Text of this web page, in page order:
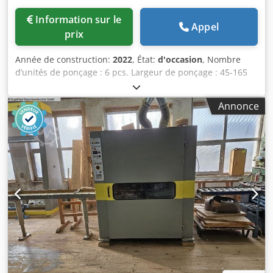
prix
Appel
Année de construction: 2022, État: d'occasion, Nombre
d’unités de ponçage : 6 pcs. Largeur de ponçage : 45-165
mm Hauteur de ponçage max. : 45-92 mm Poids : 2200 kg
Ecoline Q-SAND 6 À vendre pour le compte du client -----
Texte long en pièce jointe PDF! Description courte : Dsdpfx
Agsxyafkjusck Machine équipée d'une bande
d’alimentation et d’une détection automatique de la
hauteur. Elle dispose de 2 plateaux de ponçage supérieurs
et de 2 inférieurs, chacun combiné à une unité de
brossage. Description technique du fabricant : Ecoline Q-
Sand : la ponceuse idéale pour les carrelets et plus encore.
Conçue pour travailler sur les deux faces de la pièce avec
un réglage tridimensionnel, la Q-Sand garantit une
précision et une uniformité maximales. Elle est équipée de
disques de ponçage, de brosses à lamelles et d’un double
disque pour un enlèvement de matière plus efficace,
améliorant ainsi l’adhérence pour les traitements
Annonce